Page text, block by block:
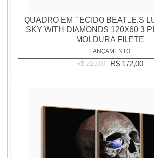
QUADRO EM TECIDO BEATLE.S
SKY WITH DIAMONDS 120X60 3
MOLDURA FILETE
LANÇAMENTO
R$ 210,00 R$ 172,00